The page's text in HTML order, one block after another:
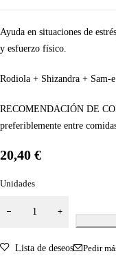
Ayuda en situaciones de
y esfuerzo físico.
Rodiola + Shizandra + Sam-e
RECOMENDACIÓN DE
preferiblemente entre
20,40 €
Unidades
Lista de deseos Pedir